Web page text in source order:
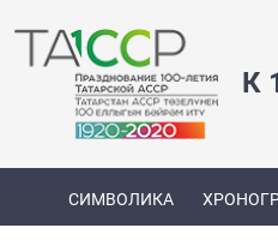
К
СИМВОЛИКА